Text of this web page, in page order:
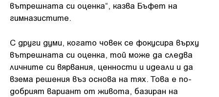
вътрешната си оценка“, казва Бъфет на
гимназистите.
С други думи, когато човек се фокусира върху
вътрешната си оценка, той може да следва
личните си вярвания, ценности и идеали и да
взема решения въз основа на тях. Това е по-
добрият вариант от живота, базиран на